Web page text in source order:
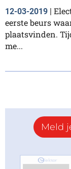
12-03-2019 |
eerste beurs
plaatsvinden.
me...
Meld